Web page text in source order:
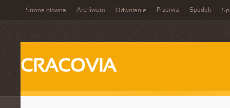
Strona główna Archiwum Odwołanie Przerwa Spadek
CRACOVIA